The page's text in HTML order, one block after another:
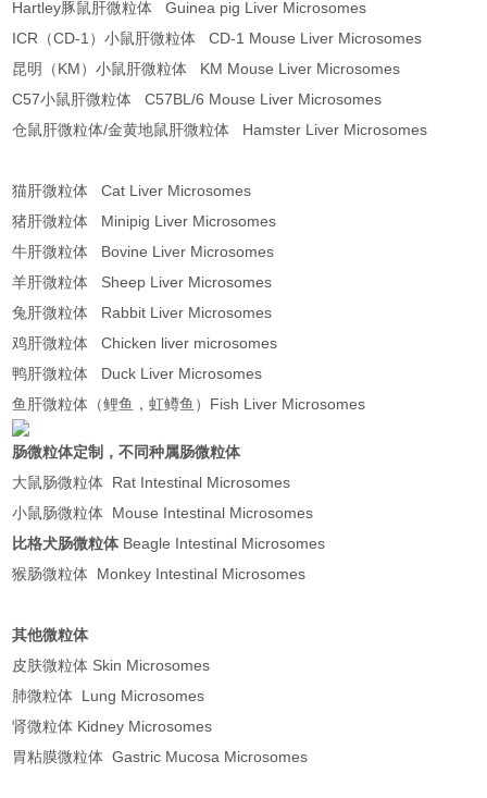
Hartley豚鼠肝微粒体 Guinea pig Liver Microsomes
ICR（CD-1）小鼠肝微粒体 CD-1 Mouse Liver Microsomes
昆明（KM）小鼠肝微粒体 KM Mouse Liver Microsomes
C57小鼠肝微粒体 C57BL/6 Mouse Liver Microsomes
仓鼠肝微粒体/金黄地鼠肝微粒体 Hamster Liver Microsomes
猫肝微粒体 Cat Liver Microsomes
猪肝微粒体 Minipig Liver Microsomes
牛肝微粒体 Bovine Liver Microsomes
羊肝微粒体 Sheep Liver Microsomes
兔肝微粒体 Rabbit Liver Microsomes
鸡肝微粒体 Chicken liver microsomes
鸭肝微粒体 Duck Liver Microsomes
鱼肝微粒体（鲤鱼，虹鳟鱼）Fish Liver Microsomes
肠微粒体定制，不同种属肠微粒体
大鼠肠微粒体 Rat Intestinal Microsomes
小鼠肠微粒体 Mouse Intestinal Microsomes
比格犬肠微粒体Beagle Intestinal Microsomes
猴肠微粒体 Monkey Intestinal Microsomes
其他微粒体
皮肤微粒体 Skin Microsomes
肺微粒体 Lung Microsomes
肾微粒体 Kidney Microsomes
胃粘膜微粒体 Gastric Mucosa Microsomes